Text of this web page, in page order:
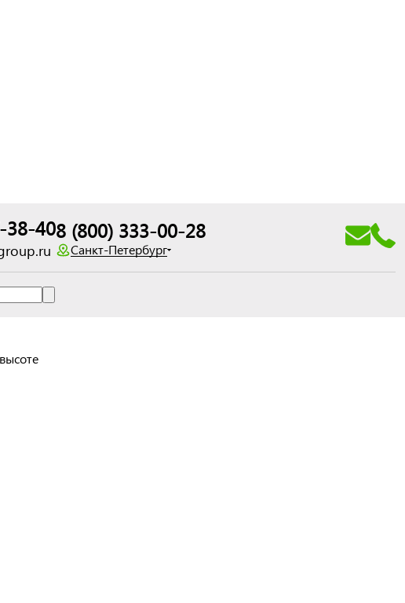
38-408 (800) 333-00-28
Санкт-Петербург